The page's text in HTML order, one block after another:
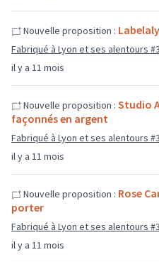
il y a 11 mois
Nouvelle proposition :
Fabriqué à Lyon et ses alentours #3
il y a 11 mois
Nouvelle proposition : Studio
façonnés en argent
Fabriqué à Lyon et ses alentours #3
il y a 11 mois
Nouvelle proposition : Rose
porter
Fabriqué à Lyon et ses alentours #3